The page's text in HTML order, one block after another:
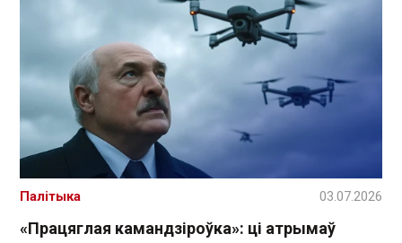
«Працяглая камандзіроўка»: ці атрымаў
Палітыка 03.07.2026